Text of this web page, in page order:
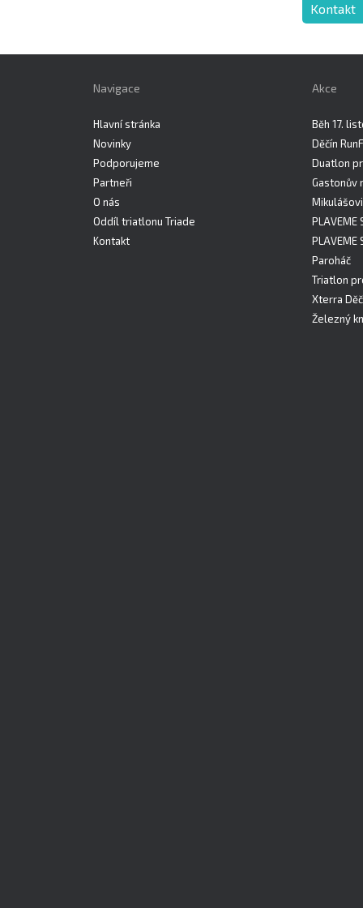
Kontakt
Navigace
Hlavní stránka
Novinky
Podporujeme
Partneři
O nás
Oddíl triatlonu Triade
Kontakt
Akce
Běh 17.
Děčín
Duatlon
Gastonův
PLAVEME
PLAVEME
Paroháč
Triatlon
Xterra
Železný